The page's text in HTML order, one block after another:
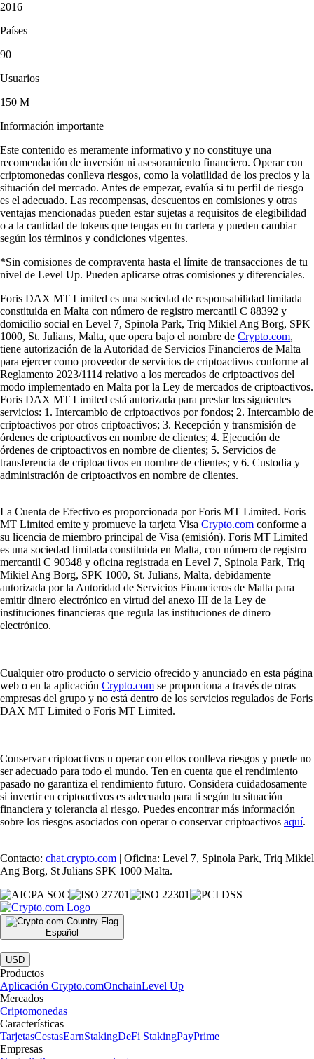
2016
Países
90
Usuarios
150 M
Información importante
Este contenido es meramente informativo y no constituye una
recomendación de inversión ni asesoramiento financiero. Operar con
criptomonedas conlleva riesgos, como la volatilidad de los precios y la
situación del mercado. Antes de empezar, evalúa si tu perfil de riesgo
es el adecuado. Las recompensas, descuentos en comisiones y otras
ventajas mencionadas pueden estar sujetas a requisitos de elegibilidad
o a la cantidad de tokens que tengas en tu cartera y pueden cambiar
según los términos y condiciones vigentes.
*Sin comisiones de compraventa hasta el límite de transacciones de tu
nivel de Level Up. Pueden aplicarse otras comisiones y diferenciales.
Foris DAX MT Limited es una sociedad de responsabilidad limitada
constituida en Malta con número de registro mercantil C 88392 y
domicilio social en Level 7, Spinola Park, Triq Mikiel Ang Borg, SPK
1000, St. Julians, Malta, que opera bajo el nombre de Crypto.com,
tiene autorización de la Autoridad de Servicios Financieros de Malta
para ejercer como proveedor de servicios de criptoactivos conforme al
Reglamento 2023/1114 relativo a los mercados de criptoactivos del
modo implementado en Malta por la Ley de mercados de criptoactivos.
Foris DAX MT Limited está autorizada para prestar los siguientes
servicios: 1. Intercambio de criptoactivos por fondos; 2. Intercambio de
criptoactivos por otros criptoactivos; 3. Recepción y transmisión de
órdenes de criptoactivos en nombre de clientes; 4. Ejecución de
órdenes de criptoactivos en nombre de clientes; 5. Servicios de
transferencia de criptoactivos en nombre de clientes; y 6. Custodia y
administración de criptoactivos en nombre de clientes.
La Cuenta de Efectivo es proporcionada por Foris MT Limited. Foris
MT Limited emite y promueve la tarjeta Visa Crypto.com conforme a
su licencia de miembro principal de Visa (emisión). Foris MT Limited
es una sociedad limitada constituida en Malta, con número de registro
mercantil C 90348 y oficina registrada en Level 7, Spinola Park, Triq
Mikiel Ang Borg, SPK 1000, St. Julians, Malta, debidamente
autorizada por la Autoridad de Servicios Financieros de Malta para
emitir dinero electrónico en virtud del anexo III de la Ley de
instituciones financieras que regula las instituciones de dinero
electrónico.
Cualquier otro producto o servicio ofrecido y anunciado en esta página
web o en la aplicación Crypto.com se proporciona a través de otras
empresas del grupo y no está dentro de los servicios regulados de Foris
DAX MT Limited o Foris MT Limited.
Conservar criptoactivos u operar con ellos conlleva riesgos y puede no
ser adecuado para todo el mundo. Ten en cuenta que el rendimiento
pasado no garantiza el rendimiento futuro. Considera cuidadosamente
si invertir en criptoactivos es adecuado para ti según tu situación
financiera y tolerancia al riesgo. Puedes encontrar más información
sobre los riesgos asociados con operar o conservar criptoactivos aquí.
Contacto: chat.crypto.com | Oficina: Level 7, Spinola Park, Triq Mikiel
Ang Borg, St Julians SPK 1000 Malta.
Español
|
USD
Productos
Aplicación Crypto.comOnchainLevel Up
Mercados
Criptomonedas
Características
TarjetasCestasEarnStakingDeFi StakingPayPrime
Empresas